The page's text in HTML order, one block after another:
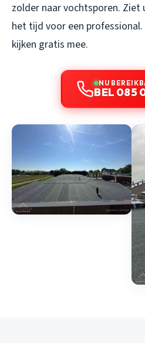
zolder naar vochtsporen. Ziet
het tijd voor een professional.
kijken gratis mee.
NU
BEL 085